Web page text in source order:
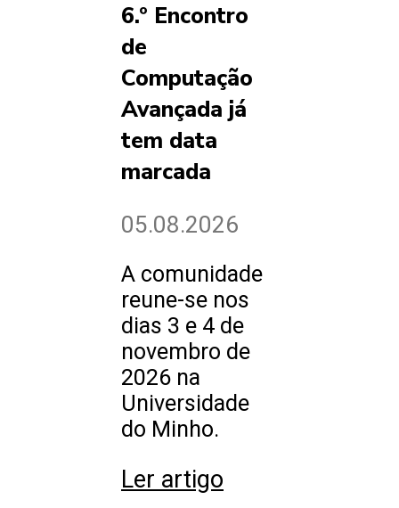
6.º Encontro
de
Computação
Avançada já
tem data
marcada
05.08.2026
A comunidade
reune-se nos
dias 3 e 4 de
novembro de
2026 na
Universidade
do Minho.
Ler artigo